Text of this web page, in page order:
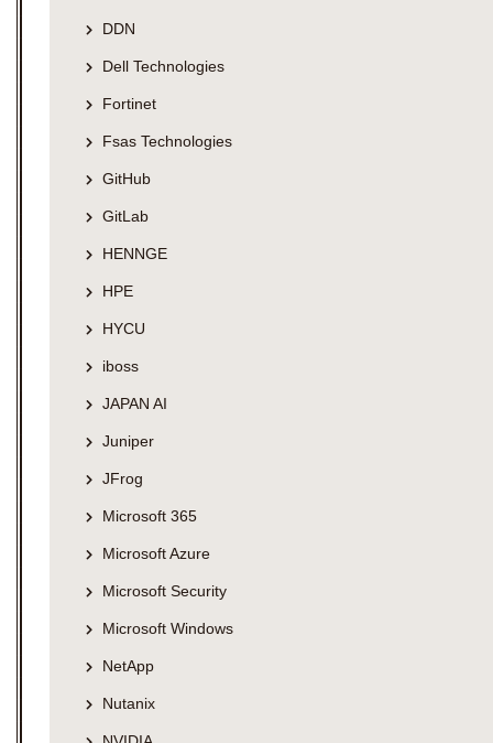
DDN
Dell Technologies
Fortinet
Fsas Technologies
GitHub
GitLab
HENNGE
HPE
HYCU
iboss
JAPAN AI
Juniper
JFrog
Microsoft 365
Microsoft Azure
Microsoft Security
Microsoft Windows
NetApp
Nutanix